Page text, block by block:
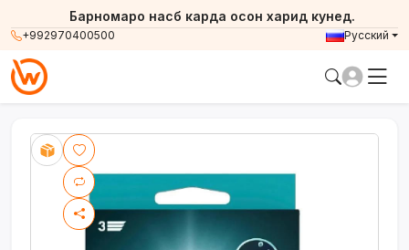
+992970400500
Барномаро насб карда осон харид кунед.
Русский